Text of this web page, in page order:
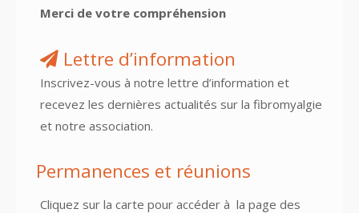
Merci de votre compréhension
Lettre d’information
Inscrivez-vous à notre lettre d’information et
recevez les dernières actualités sur la fibromyalgie
et notre association.
Permanences et réunions
Cliquez sur la carte pour accéder à la page des